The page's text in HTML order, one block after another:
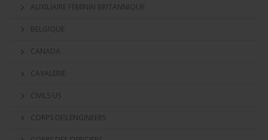
AUXILIAIRE FEMININ BRITANNIQUE
BELGIQUE
CANADA
CAVALERIE
CIVILS US
CORPS DES ENGINEERS